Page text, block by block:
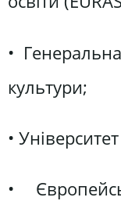
•
культури;
•
•